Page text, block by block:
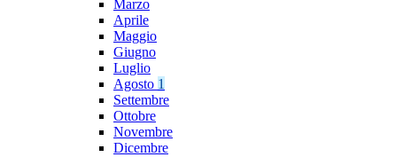
Marzo
Aprile
Maggio
Giugno
Luglio
Agosto 1
Settembre
Ottobre
Novembre
Dicembre